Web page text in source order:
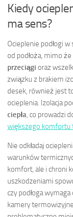
Kiedy
ma sens?
Ocieplenie podłogi
od podłoża, mimo
przeciągi oraz
związku z brakiem
desek, również jest
ocieplenia. Izolacja
ciepła , co prowadzi
większego komfortu
Nie odkładaj
warunków
komfort, ale i chroni
uszkodzeniami
czy podłoga
kamery